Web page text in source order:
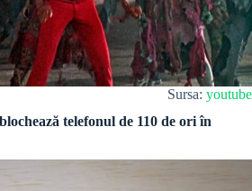
Sursa: youtube
telefonul de 110 de ori în